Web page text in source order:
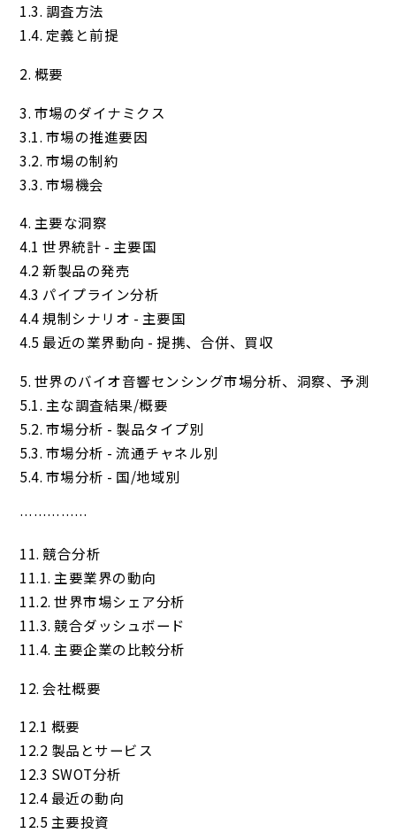
1.3. 調査方法
1.4. 定義と前提
2. 概要
3. 市場のダイナミクス
3.1. 市場の推進要因
3.2. 市場の制約
3.3. 市場機会
4. 主要な洞察
4.1 世界統計 - 主要国
4.2 新製品の発売
4.3 パイプライン分析
4.4 規制シナリオ - 主要国
4.5 最近の業界動向 - 提携、合併、買収
5. 世界のバイオ音響センシング市場分析、洞察、予測
5.1. 主な調査結果/概要
5.2. 市場分析 - 製品タイプ別
5.3. 市場分析 - 流通チャネル別
5.4. 市場分析 - 国/地域別
……………
11. 競合分析
11.1. 主要業界の動向
11.2. 世界市場シェア分析
11.3. 競合ダッシュボード
11.4. 主要企業の比較分析
12. 会社概要
12.1 概要
12.2 製品とサービス
12.3 SWOT分析
12.4 最近の動向
12.5 主要投資